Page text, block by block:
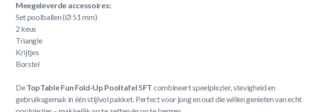
Meegeleverde accessoires:
Set poolballen (Ø 51 mm)
2 keus
Triangle
Krijtjes
Borstel
DeTopTable Fun Fold-Up Pooltafel 5FT combineert speelplezier, stevigheid en
gebruiksgemak in één stijlvol pakket. Perfect voor jong en oud die willen genieten van echt